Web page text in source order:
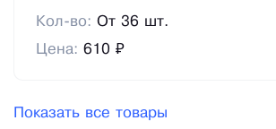
Кол-во:От 36 шт.
Цена:610 ₽
Показать все товары